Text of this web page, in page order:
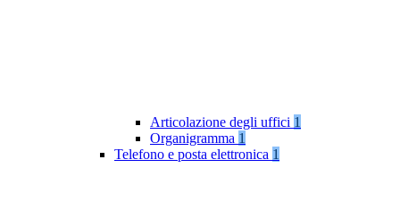
Articolazione degli uffici 1
Organigramma 1
Telefono e posta elettronica 1